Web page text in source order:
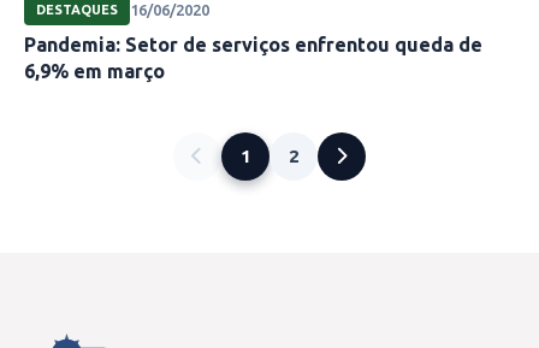
DESTAQUES 16/06/2020
Pandemia: Setor de serviços enfrentou queda de
6,9% em março
1 2